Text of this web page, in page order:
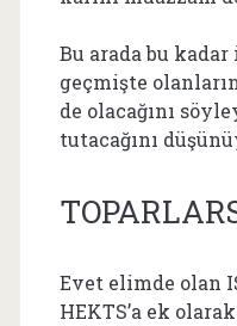
Bu arada bu
geçmişte
de olacağını
tutacağını
Evet elimde olan
HEKTS’a ek